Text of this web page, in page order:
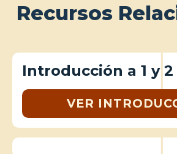
Recursos
Introducción a 1 y 2
VER